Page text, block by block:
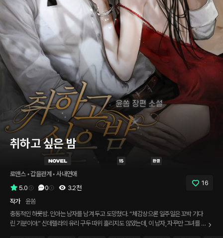
취하고 싶은 밤
로맨스 • 갑을관계 • 사내연애
5.0
0 3.2천
16
작가
윤쏨
충동적인 하룻밤. 인아는 남자를 남겨 두고 도망쳤다. “체감상으론 일주일은 꼬박 기다
린 기분이야.” 신데렐라의 유리 구두 따위 흘리지도 않았는데, 이 남자, 자꾸만 그녀를 뒤